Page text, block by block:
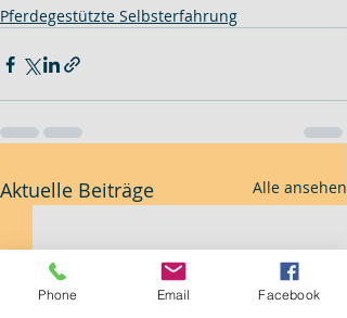
Pferdegestützte Selbsterfahrung
Aktuelle Beiträge Alle ansehen
Phone Email Facebook